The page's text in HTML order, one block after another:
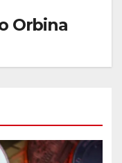
Orbina